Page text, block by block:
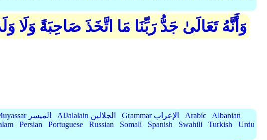
وَأَنَّهُ تَعَالَىٰ جَدُّ رَبِّنَا مَا اتَّخَذَ صَاحِبَةً وَلَا
AlMuyassar الميسر AlJalalain الجلالين Grammar الإعراب Arabic
Albanian
Persian Portuguese Russian Somali Spanish Swahili Turkish
Urdu